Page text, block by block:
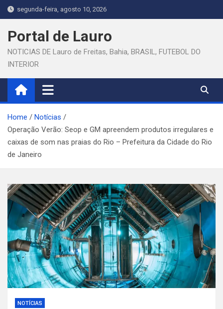
Skip
to
content
segunda-feira, agosto 10, 2026
Portal de Lauro
NOTICIAS DE Lauro de Freitas, Bahia, BRASIL, FUTEBOL DO
INTERIOR
Home
Notícias
Operação Verão: Seop e GM apreendem produtos irregulares e
caixas de som nas praias do Rio – Prefeitura da Cidade do Rio
de Janeiro
NOTÍCIAS